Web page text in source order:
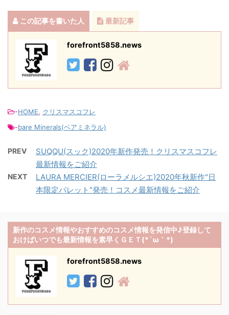
この記事を書いた人 最新記事
forefront5858.news
-HOME, クリスマスコフレ
-bare Minerals(ベアミネラル)
PREV
SUQQU(スック)2020年新作発売！クリスマスコフレ
最新情報をご紹介
NEXT
LAURA MERCIER(ローラメルシエ)2020年秋新作"日
本限定パレット"発売！コスメ最新情報をご紹介
新作のコスメ情報やおすすめのコスメ情報を発信中♪登録して
おけばいつでも最新情報を素早くＧＥＴ(*´ω｀*)
forefront5858.news